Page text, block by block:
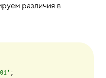
различия в